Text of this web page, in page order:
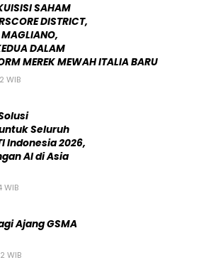
SAHAM
DISTRICT,
DALAM
MEREK MEWAH ITALIA BARU
WIB
Seluruh
Indonesia 2026,
AI di Asia
WIB
Ajang GSMA
WIB